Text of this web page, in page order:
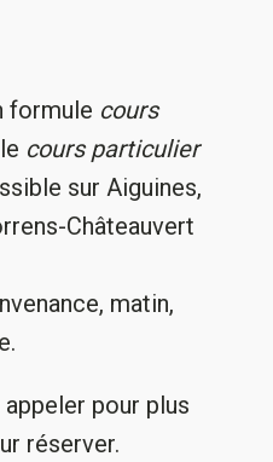
formule cours
cours particulier
sur Aiguines,
Châteauvert
matin,
pour plus
réserver.